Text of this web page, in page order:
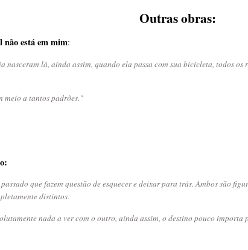
Outras obras:
está em mim:
nasceram lá, ainda assim, quando ela passa com sua bicicleta, todos
meio a tantos padrões."
que fazem questão de esquecer e deixar para trás. Ambos são
distintos.
nada a ver com o outro, ainda assim, o destino pouco